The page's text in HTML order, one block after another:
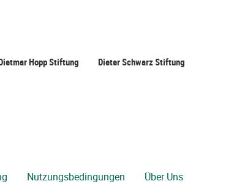
Hopp Stiftung Dieter Schwarz Stiftung
Nutzungsbedingungen Über Uns